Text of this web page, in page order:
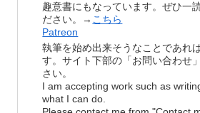
趣意書にもなっています。ぜひ一
ださい。→ こちら
Patreon
執筆を始め出来そうなことであれ
す。サイト下部の「お問い合わせ
さい。
I am accepting work such as
what I can do.